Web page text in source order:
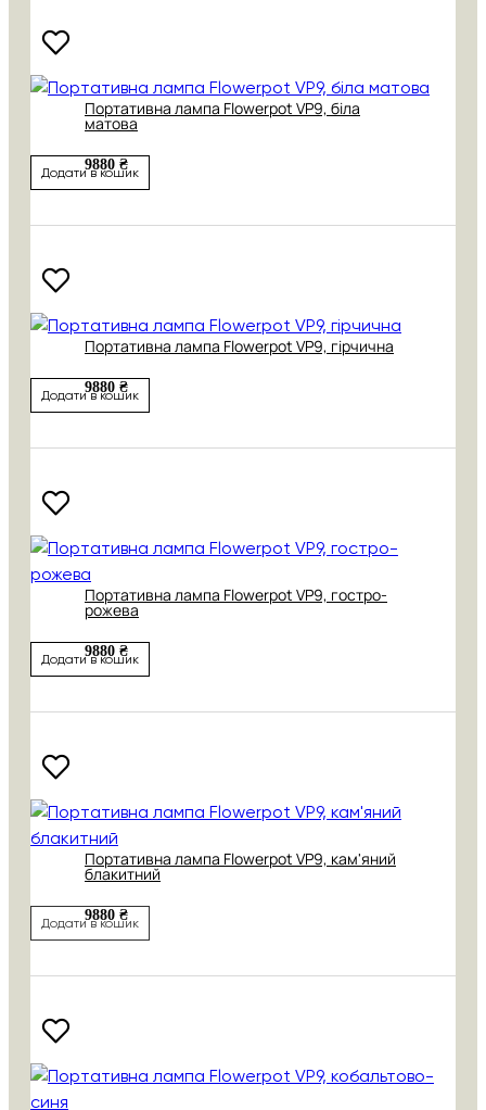
Портативна лампа Flowerpot VP9, біла
матова
9880 ₴
Додати в кошик
Портативна лампа Flowerpot VP9, гірчична
9880 ₴
Додати в кошик
Портативна лампа Flowerpot VP9, гостро-
рожева
9880 ₴
Додати в кошик
Портативна лампа Flowerpot VP9, кам'яний
блакитний
9880 ₴
Додати в кошик